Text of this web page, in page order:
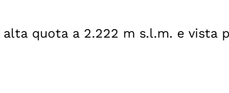
quota a 2.222 m s.l.m. e vista